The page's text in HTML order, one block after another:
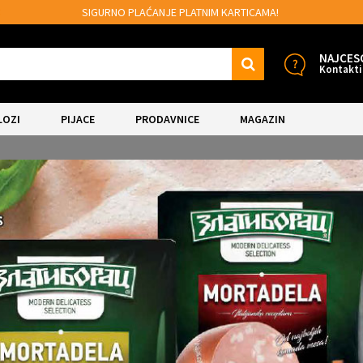
PLATNIM KARTICAMA! MOGUĆNOST
PIJACE PRODAVNICE MAGAZIN